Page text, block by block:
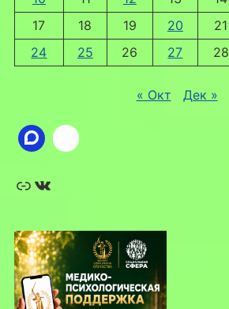
17
18 19 20 21
24
25 26 27 28
« Окт Дек »
Ссылка